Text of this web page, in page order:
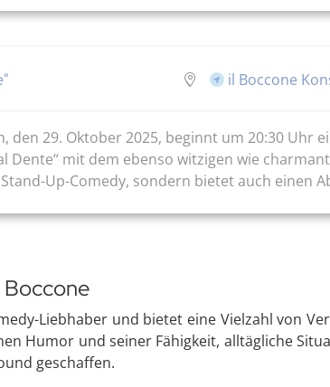
il Boccone
den 29. Oktober 2025, beginnt um 20:30 Uhr
Dente“ mit dem ebenso witzigen wie
Up-Comedy, sondern bietet auch einen
Liebhaber und bietet eine Vielzahl von
Humor und seiner Fähigkeit, alltägliche
geschaffen.